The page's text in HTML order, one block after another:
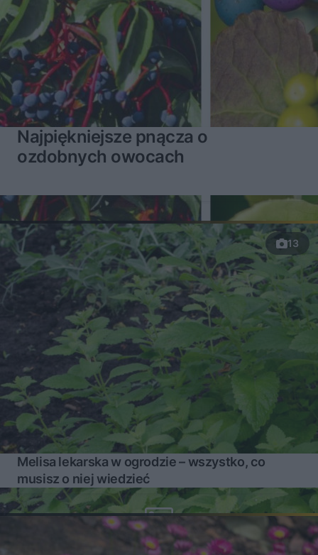
Najpiękniejsze pnącza o
ozdobnych owocach
13
Melisa lekarska w ogrodzie – wszystko, co
musisz o niej wiedzieć